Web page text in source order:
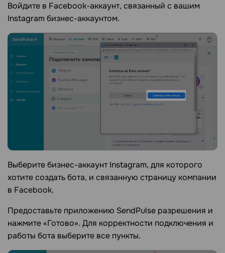
Войдите в Facebook-аккаунт, связанный с вашим
Instagram бизнес-аккаунтом.
Выберите бизнес-аккаунт Instagram, для которого
хотите создать бота, и связанную страницу компании
в Facebook.
Предоставьте приложению SendPulse разрешения и
нажмите «Готово». Для корректности подключения и
работы бота выберите все пункты.